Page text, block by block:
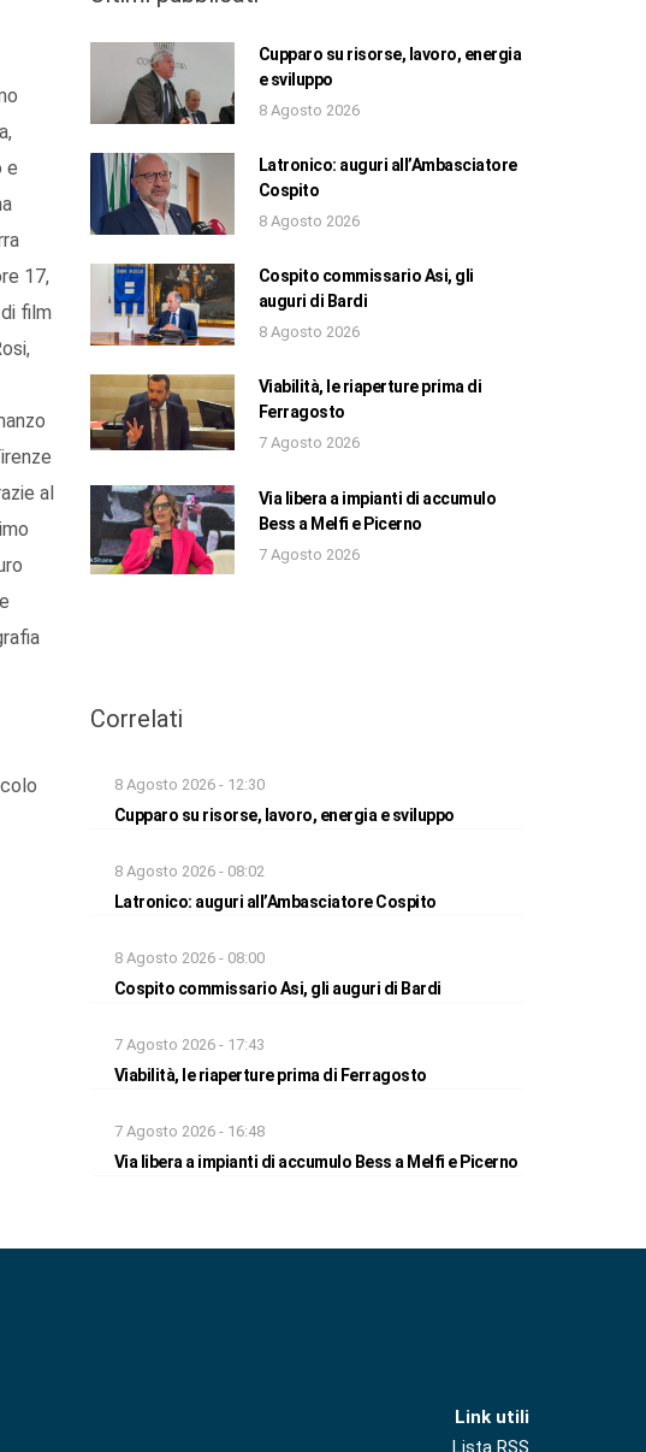
e
17,
film
al
Cupparo su risorse, lavoro, energia
e sviluppo
8 Agosto 2026
Latronico: auguri all’Ambasciatore
Cospito
8 Agosto 2026
Cospito commissario Asi, gli
auguri di Bardi
8 Agosto 2026
Viabilità, le riaperture prima di
Ferragosto
7 Agosto 2026
Via libera a impianti di accumulo
Bess a Melfi e Picerno
7 Agosto 2026
Correlati
8 Agosto 2026 - 12:30
Cupparo su risorse, lavoro, energia e sviluppo
8 Agosto 2026 - 08:02
Latronico: auguri all’Ambasciatore Cospito
8 Agosto 2026 - 08:00
Cospito commissario Asi, gli auguri di Bardi
7 Agosto 2026 - 17:43
Viabilità, le riaperture prima di Ferragosto
7 Agosto 2026 - 16:48
Via libera a impianti di accumulo Bess a Melfi e Picerno
Link utili
Lista RSS